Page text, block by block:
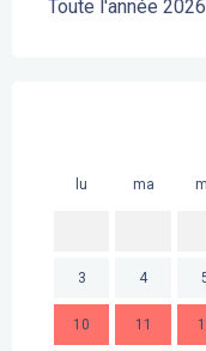
Toute l'année 2026
lu ma
3 4
10 11